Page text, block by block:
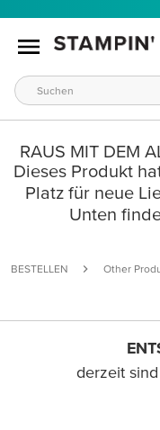
RAUS MIT DEM
Dieses Produkt
Platz für neue
Unten
BESTELLEN Other
derzeit